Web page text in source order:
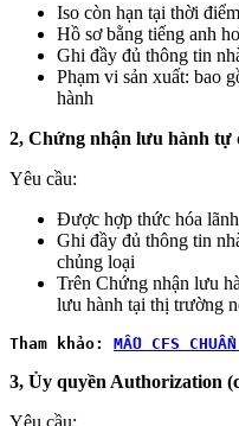
Iso còn hạn tại thời
Hồ sơ bằng tiếng anh
Ghi đầy đủ thông tin
Phạm vi sản xuất: bao
hành
2, Chứng nhận lưu hành tự
Yêu cầu:
Được hợp thức hóa
Ghi đầy đủ thông tin
chủng loại
Trên Chứng nhận lưu
lưu hành tại thị trường
Tham khảo: MẪU CFS
3, Ủy quyền Authorization
Yêu cầu: